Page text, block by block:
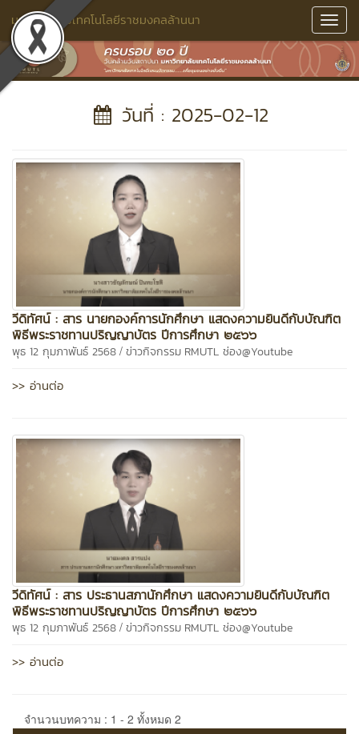
มหาวิทยาลัยเทคโนโลยีราชมงคลล้านนา
วันที่ : 2025-02-12
วีดิทัศน์ : สาร นายกองค์การนักศึกษา แสดงความยินดีกับบัณฑิต
พิธีพระราชทานปริญญาบัตร ปีการศึกษา ๒๕๖๖
พุธ 12 กุมภาพันธ์ 2568 / ข่าวกิจกรรม RMUTL ช่อง@Youtube
>> อ่านต่อ
วีดิทัศน์ : สาร ประธานสภานักศึกษา แสดงความยินดีกับบัณฑิต
พิธีพระราชทานปริญญาบัตร ปีการศึกษา ๒๕๖๖
พุธ 12 กุมภาพันธ์ 2568 / ข่าวกิจกรรม RMUTL ช่อง@Youtube
>> อ่านต่อ
จำนวนบทความ : 1 - 2 ทั้งหมด 2